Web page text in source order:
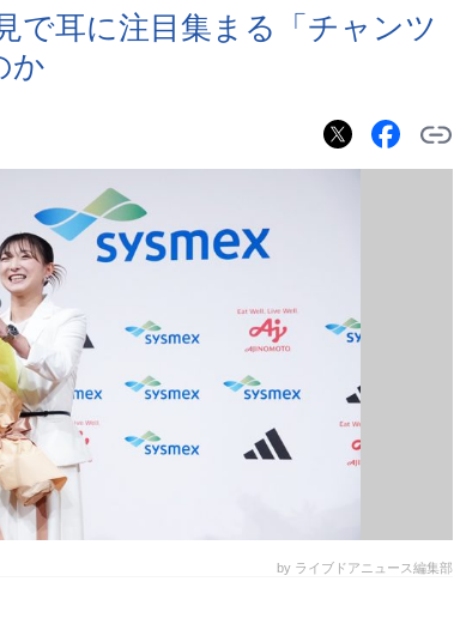
で耳に注目集まる「チャンツ
か
by ライブドアニュース編集部